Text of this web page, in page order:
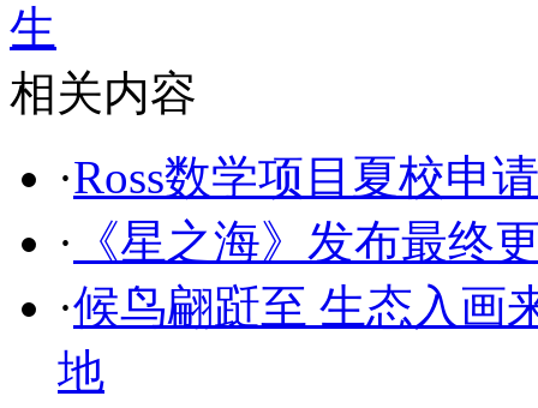
生
相关内容
·Ross数学项目夏校申
· 《星之海》发布最终
·候鸟翩跹至 生态入画
地